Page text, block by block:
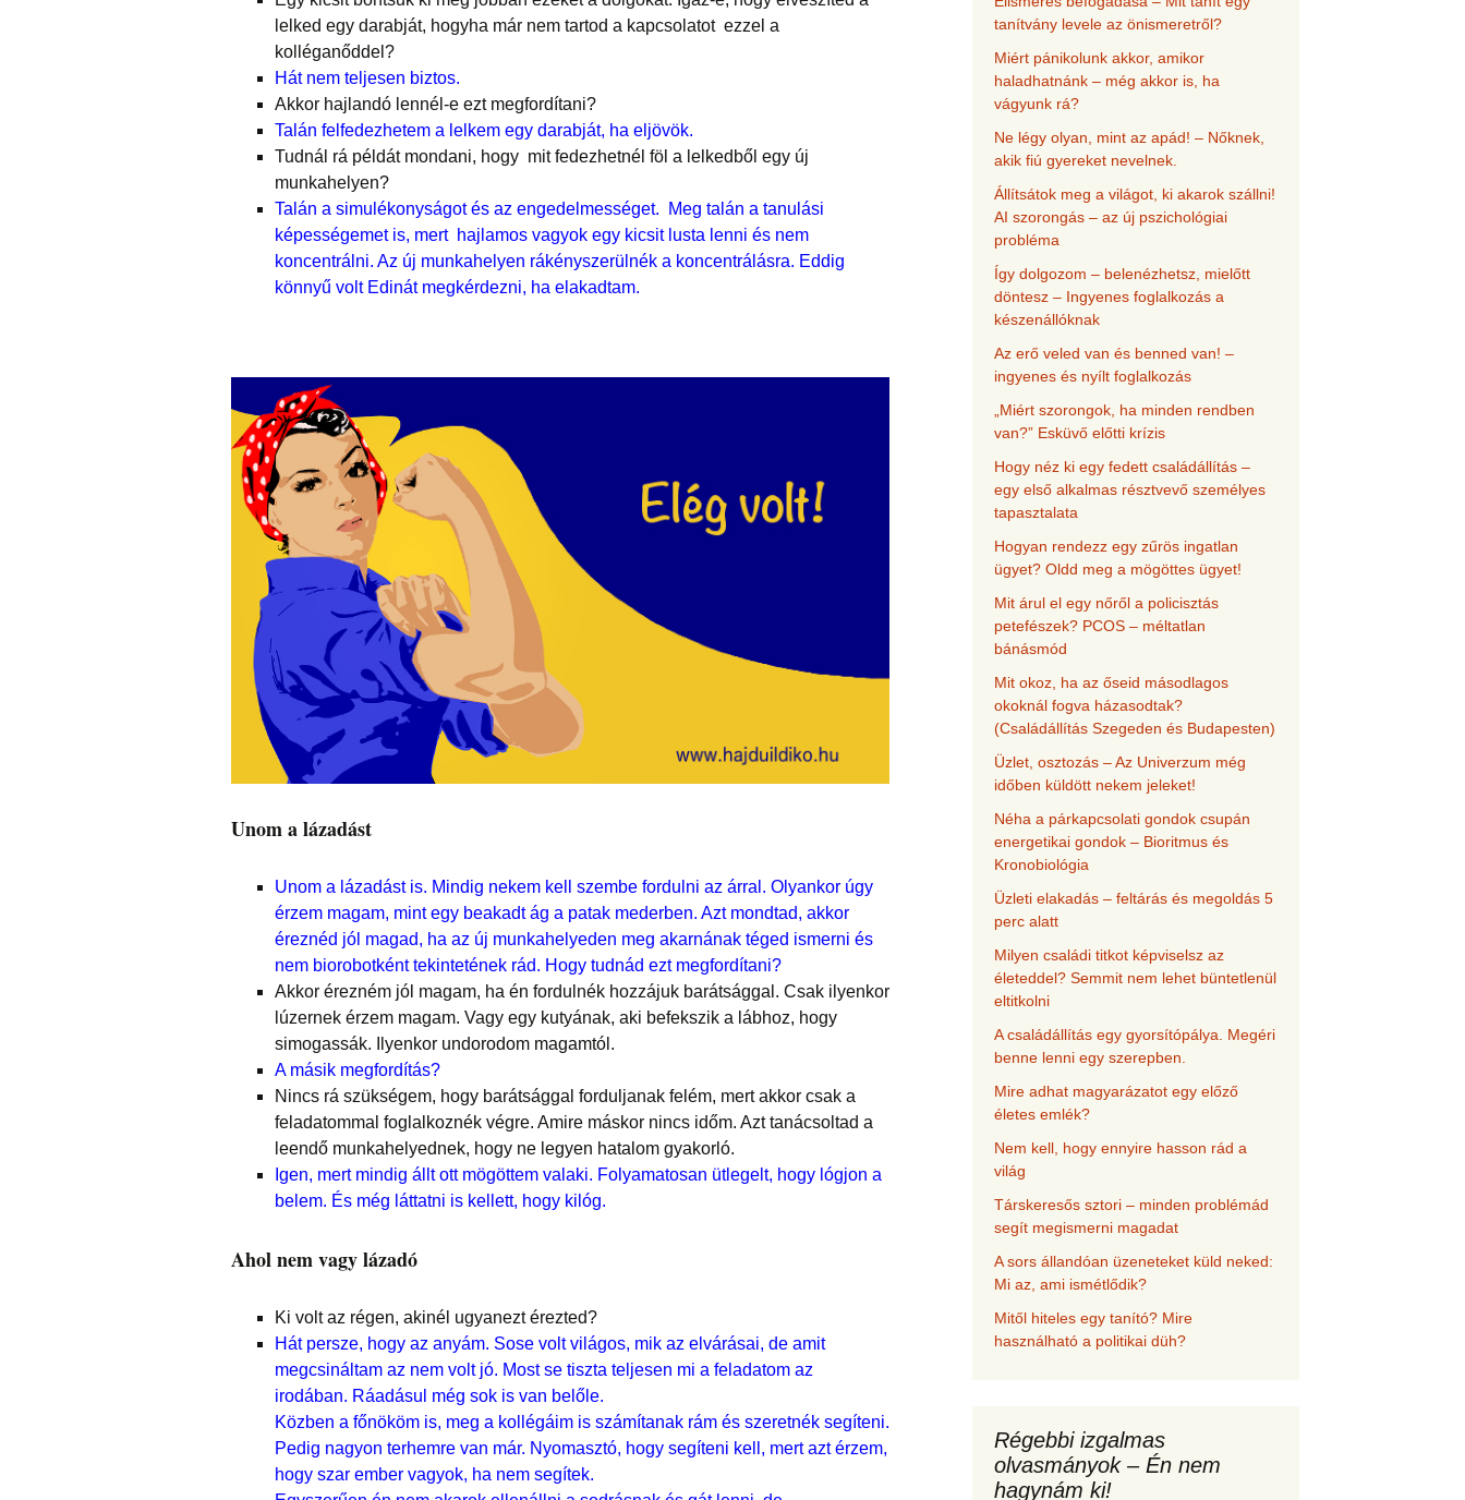
lelked egy darabját, hogyha már nem tartod a kapcsolatot ezzel a
kolléganőddel?
Hát nem teljesen biztos.
Akkor hajlandó lennél-e ezt megfordítani?
Talán felfedezhetem a lelkem egy darabját, ha eljövök.
Tudnál rá példát mondani, hogy mit fedezhetnél föl a lelkedből egy új
munkahelyen?
Talán a simulékonyságot és az engedelmességet. Meg talán a tanulási
képességemet is, mert hajlamos vagyok egy kicsit lusta lenni és nem
koncentrálni. Az új munkahelyen rákényszerülnék a koncentrálásra. Eddig
könnyű volt Edinát megkérdezni, ha elakadtam.
Unom a lázadást
Unom a lázadást is. Mindig nekem kell szembe fordulni az árral. Olyankor úgy
érzem magam, mint egy beakadt ág a patak mederben. Azt mondtad, akkor
éreznéd jól magad, ha az új munkahelyeden meg akarnának téged ismerni és
nem biorobotként tekintetének rád. Hogy tudnád ezt megfordítani?
Akkor érezném jól magam, ha én fordulnék hozzájuk barátsággal. Csak ilyenkor
lúzernek érzem magam. Vagy egy kutyának, aki befekszik a lábhoz, hogy
simogassák. Ilyenkor undorodom magamtól.
A másik megfordítás?
Nincs rá szükségem, hogy barátsággal forduljanak felém, mert akkor csak a
feladatommal foglalkoznék végre. Amire máskor nincs időm. Azt tanácsoltad a
leendő munkahelyednek, hogy ne legyen hatalom gyakorló.
Igen, mert mindig állt ott mögöttem valaki. Folyamatosan ütlegelt, hogy lógjon a
belem. És még láttatni is kellett, hogy kilóg.
Ahol nem vagy lázadó
Ki volt az régen, akinél ugyanezt érezted?
Hát persze, hogy az anyám. Sose volt világos, mik az elvárásai, de amit
megcsináltam az nem volt jó. Most se tiszta teljesen mi a feladatom az
irodában. Ráadásul még sok is van belőle.
Közben a főnököm is, meg a kollégáim is számítanak rám és szeretnék segíteni.
Pedig nagyon terhemre van már. Nyomasztó, hogy segíteni kell, mert azt érzem,
hogy szar ember vagyok, ha nem segítek.
tanítvány levele az önismeretről?
Miért pánikolunk akkor, amikor
haladhatnánk – még akkor is, ha
vágyunk rá?
Ne légy olyan, mint az apád! – Nőknek,
akik fiú gyereket nevelnek.
Állítsátok meg a világot, ki akarok szállni!
AI szorongás – az új pszichológiai
probléma
Így dolgozom – belenézhetsz, mielőtt
döntesz – Ingyenes foglalkozás a
készenállóknak
Az erő veled van és benned van! –
ingyenes és nyílt foglalkozás
„Miért szorongok, ha minden rendben
van?” Esküvő előtti krízis
Hogy néz ki egy fedett családállítás –
egy első alkalmas résztvevő személyes
tapasztalata
Hogyan rendezz egy zűrös ingatlan
ügyet? Oldd meg a mögöttes ügyet!
Mit árul el egy nőről a policisztás
petefészek? PCOS – méltatlan
bánásmód
Mit okoz, ha az őseid másodlagos
okoknál fogva házasodtak?
(Családállítás Szegeden és Budapesten)
Üzlet, osztozás – Az Univerzum még
időben küldött nekem jeleket!
Néha a párkapcsolati gondok csupán
energetikai gondok – Bioritmus és
Kronobiológia
Üzleti elakadás – feltárás és megoldás 5
perc alatt
Milyen családi titkot képviselsz az
életeddel? Semmit nem lehet büntetlenül
eltitkolni
A családállítás egy gyorsítópálya. Megéri
benne lenni egy szerepben.
Mire adhat magyarázatot egy előző
életes emlék?
Nem kell, hogy ennyire hasson rád a
világ
Társkeresős sztori – minden problémád
segít megismerni magadat
A sors állandóan üzeneteket küld neked:
Mi az, ami ismétlődik?
Mitől hiteles egy tanító? Mire
használható a politikai düh?
Régebbi izgalmas
olvasmányok – Én nem
hagynám ki!